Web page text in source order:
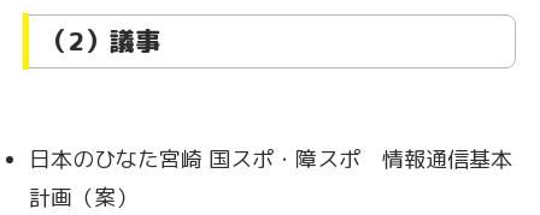
（2）議事
日本のひなた宮崎 国スポ・障スポ 情報通信基本
計画（案）